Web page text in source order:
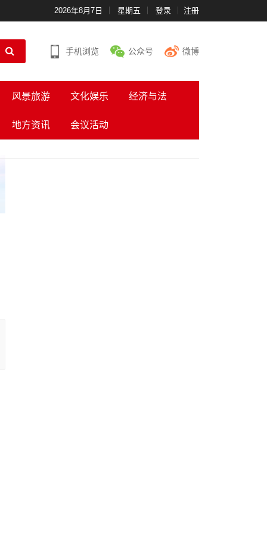
2026年8月7日 星期五 登录 注册
手机浏览 公众号 微博
风景旅游 文化娱乐 经济与法
地方资讯 会议活动